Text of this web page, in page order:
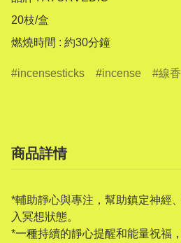
20枝/盒
燃燒時間 : 約30分鐘
incensesticks incense 線香
商品詳情
*輔助靜心與專注，幫助鎮定神經
入冥想狀態。
*一種持續的靜心提醒和能量祝福